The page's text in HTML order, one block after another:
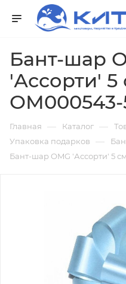
Бант-шар
'Ассорти' 5
ОМ000543-
Главная — Каталог —
Упаковка подарков —
Бант-шар OMG 'Ассорти' 5